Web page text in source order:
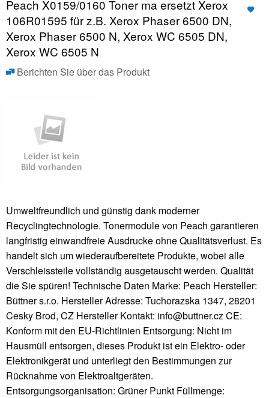
Peach X0159/0160 Toner ma ersetzt Xerox
106R01595 für z.B. Xerox Phaser 6500 DN,
Xerox Phaser 6500 N, Xerox WC 6505 DN,
Xerox WC 6505 N
Berichten Sie über das Produkt
Umweltfreundlich und günstig dank moderner
Recyclingtechnologie. Tonermodule von Peach garantieren
langfristig einwandfreie Ausdrucke ohne Qualitätsverlust. Es
handelt sich um wiederaufbereitete Produkte, wobei alle
Verschleissteile vollständig ausgetauscht werden. Qualität
die Sie spüren! Technische Daten Marke: Peach Hersteller:
Büttner s.r.o. Hersteller Adresse: Tuchorazska 1347, 28201
Cesky Brod, CZ Hersteller Kontakt: info@buttner.cz CE:
Konform mit den EU-Richtlinien Entsorgung: Nicht im
Hausmüll entsorgen, dieses Produkt ist ein Elektro- oder
Elektronikgerät und unterliegt den Bestimmungen zur
Rücknahme von Elektroaltgeräten.
Entsorgungsorganisation: Grüner Punkt Füllmenge: